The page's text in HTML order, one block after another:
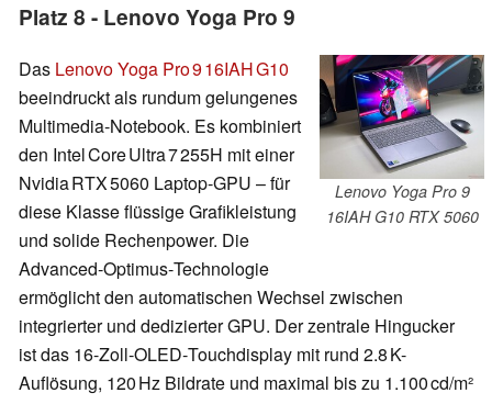
Platz 8 - Lenovo Yoga Pro 9
Lenovo Yoga Pro 9
16IAH G10 RTX 5060
Das Lenovo Yoga Pro 9 16IAH G10
beeindruckt als rundum gelungenes
Multimedia‑Notebook. Es kombiniert
den Intel Core Ultra 7 255H mit einer
Nvidia RTX 5060 Laptop‑GPU – für
diese Klasse flüssige Grafikleistung
und solide Rechenpower. Die
Advanced‑Optimus‑Technologie
ermöglicht den automatischen Wechsel zwischen
integrierter und dedizierter GPU. Der zentrale Hingucker
ist das 16-Zoll‑OLED‑Touchdisplay mit rund 2.8 K-
Auflösung, 120 Hz Bildrate und maximal bis zu 1.100 cd/m²